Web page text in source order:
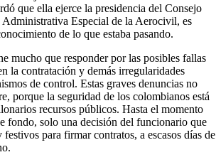
que ella ejerce la presidencia del Consejo
Especial de la Aerocivil, es
de lo que estaba pasando.
mucho que responder por las posibles fallas
la contratación y demás irregularidades
de control. Estas graves denuncias no
porque la seguridad de los colombianos está
recursos públicos. Hasta el momento
fondo, solo una decisión del funcionario que
para firmar contratos, a escasos días de